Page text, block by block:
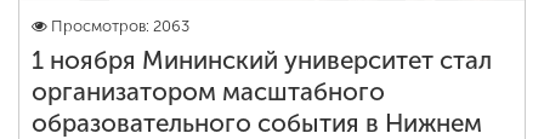
Другие виды
деятельности
Просмотров: 2063
1 ноября Мининский университет стал
организатором масштабного
образовательного события в Нижнем